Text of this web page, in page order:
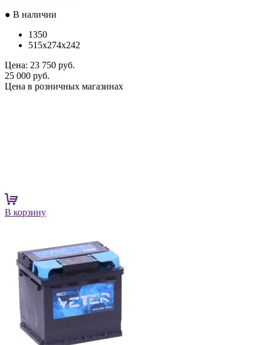
● В наличии
1350
515x274x242
Цена: 23 750 руб.
25 000 руб.
Цена в розничных магазинах
В корзину